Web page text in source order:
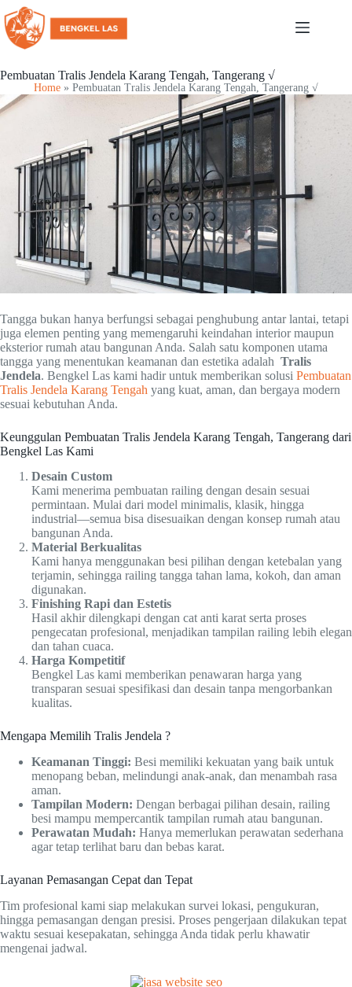
Pembuatan Tralis Jendela Karang Tengah, Tangerang √
Home » Pembuatan Tralis Jendela Karang Tengah, Tangerang √
Tangga bukan hanya berfungsi sebagai penghubung antar lantai, tetapi
juga elemen penting yang memengaruhi keindahan interior maupun
eksterior rumah atau bangunan Anda. Salah satu komponen utama
tangga yang menentukan keamanan dan estetika adalah Tralis
Jendela. Bengkel Las kami hadir untuk memberikan solusi Pembuatan
Tralis Jendela Karang Tengah yang kuat, aman, dan bergaya modern
sesuai kebutuhan Anda.
Keunggulan Pembuatan Tralis Jendela Karang Tengah, Tangerang dari
Bengkel Las Kami
Desain Custom
Kami menerima pembuatan railing dengan desain sesuai
permintaan. Mulai dari model minimalis, klasik, hingga
industrial—semua bisa disesuaikan dengan konsep rumah atau
bangunan Anda.
Material Berkualitas
Kami hanya menggunakan besi pilihan dengan ketebalan yang
terjamin, sehingga railing tangga tahan lama, kokoh, dan aman
digunakan.
Finishing Rapi dan Estetis
Hasil akhir dilengkapi dengan cat anti karat serta proses
pengecatan profesional, menjadikan tampilan railing lebih elegan
dan tahan cuaca.
Harga Kompetitif
Bengkel Las kami memberikan penawaran harga yang
transparan sesuai spesifikasi dan desain tanpa mengorbankan
kualitas.
Mengapa Memilih Tralis Jendela ?
Keamanan Tinggi: Besi memiliki kekuatan yang baik untuk
menopang beban, melindungi anak-anak, dan menambah rasa
aman.
Tampilan Modern: Dengan berbagai pilihan desain, railing
besi mampu mempercantik tampilan rumah atau bangunan.
Perawatan Mudah: Hanya memerlukan perawatan sederhana
agar tetap terlihat baru dan bebas karat.
Layanan Pemasangan Cepat dan Tepat
Tim profesional kami siap melakukan survei lokasi, pengukuran,
hingga pemasangan dengan presisi. Proses pengerjaan dilakukan tepat
waktu sesuai kesepakatan, sehingga Anda tidak perlu khawatir
mengenai jadwal.